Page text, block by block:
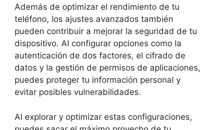
Además de optimizar el rendimiento de tu
teléfono, los ajustes avanzados también
pueden contribuir a mejorar la seguridad de tu
dispositivo. Al configurar opciones como la
autenticación de dos factores, el cifrado de
datos y la gestión de permisos de aplicaciones,
puedes proteger tu información personal y
evitar posibles vulnerabilidades.
Al explorar y optimizar estas configuraciones,